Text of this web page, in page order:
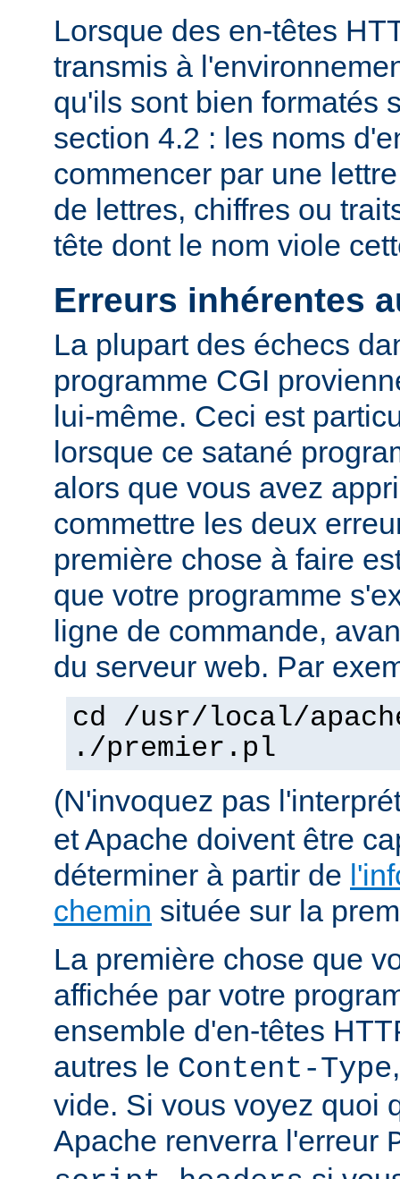
Lorsque des en-têtes
transmis à
qu'ils sont bien formatés
section 4.2 : les noms
commencer par une
de lettres, chiffres ou
tête dont le nom viole
Erreurs inhérentes
La plupart des échecs
programme CGI
lui-même. Ceci est
lorsque ce satané
alors que vous avez
commettre les deux
première chose à faire
que votre programme
ligne de commande,
du serveur web. Par
cd /usr/local/
./premier.pl
(N'invoquez pas
et Apache doivent être
déterminer à partir de
chemin située sur la
La première chose que
affichée par votre
ensemble d'en-têtes
autres le Content-Type
vide. Si vous voyez quoi
Apache renverra l'erreur